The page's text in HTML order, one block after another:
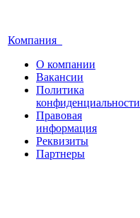
Компания
О компании
Вакансии
Политика
конфиденциальности
Правовая
информация
Реквизиты
Партнеры